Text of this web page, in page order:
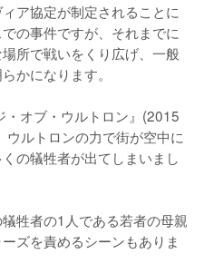
ア協定が制定されることに
の事件ですが、それまでに
所で戦いをくり広げ、一般
かになります。
・オブ・ウルトロン』(2015
ルトロンの力で街が空中に
の犠牲者が出てしまいまし
牲者の1人である若者の母親
ズを責めるシーンもありま